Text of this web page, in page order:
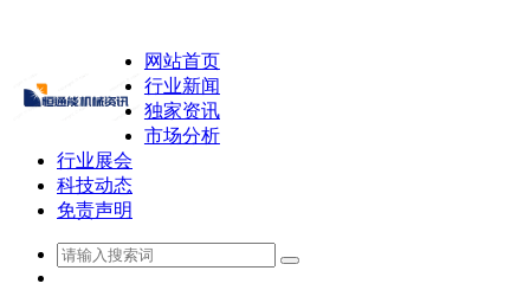
网站首页
行业新闻
独家资讯
市场分析
行业展会
科技动态
免责声明